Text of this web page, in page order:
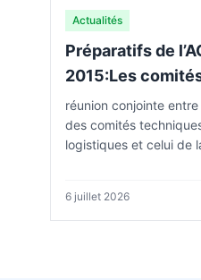
Actualités
Préparatifs de
2015:Les
harmonisent le
réunion conjointe
des comités
logistiques et celui de
6 juillet 2026